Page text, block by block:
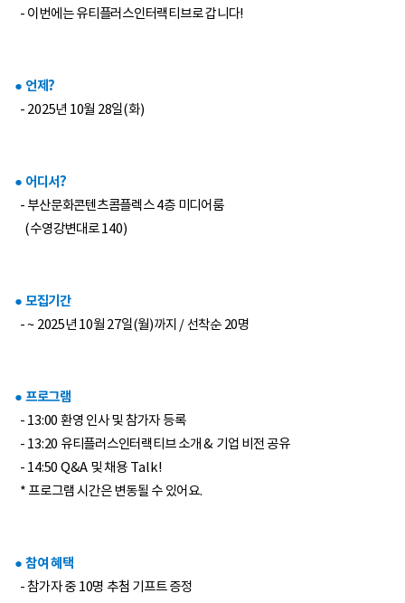
- 이번에는 유티플러스인터랙티브로 갑니다!
● 언제?
- 2025년 10월 28일(화)
● 어디서?
- 부산문화콘텐츠콤플렉스 4층 미디어룸
(수영강변대로 140)
● 모집기간
- ~ 2025년 10월 27일(월)까지 / 선착순 20명
● 프로그램
- 13:00 환영 인사 및 참가자 등록
- 13:20 유티플러스인터랙티브 소개 & 기업 비전 공유
- 14:50 Q&A 및 채용 Talk!
* 프로그램 시간은 변동될 수 있어요.
● 참여 혜택
- 참가자 중 10명 추첨 기프트 증정